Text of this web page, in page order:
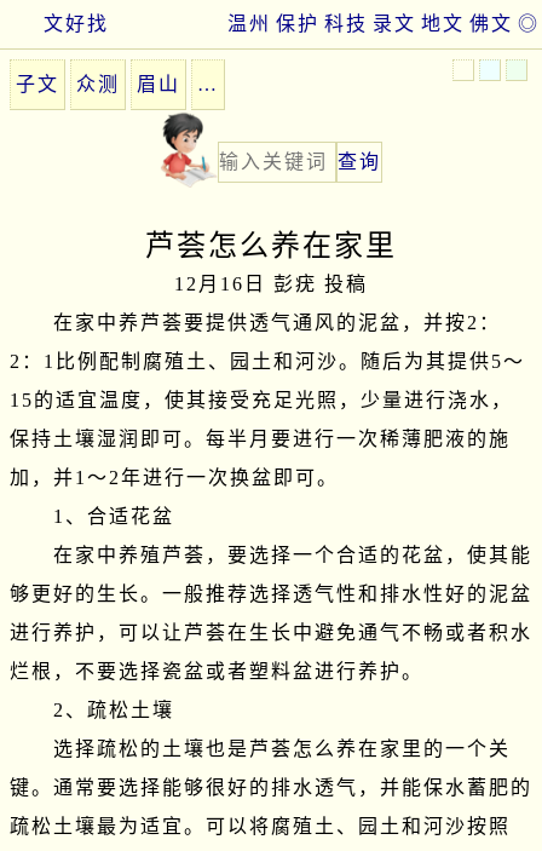
文好找 ◎
佛文
地文
录文
科技
保护
温州
子文 众测 眉山 …
芦荟怎么养在家里
12月16日 彭疣 投稿
在家中养芦荟要提供透气通风的泥盆，并按2：
2：1比例配制腐殖土、园土和河沙。随后为其提供5～
15的适宜温度，使其接受充足光照，少量进行浇水，
保持土壤湿润即可。每半月要进行一次稀薄肥液的施
加，并1～2年进行一次换盆即可。
1、合适花盆
在家中养殖芦荟，要选择一个合适的花盆，使其能
够更好的生长。一般推荐选择透气性和排水性好的泥盆
进行养护，可以让芦荟在生长中避免通气不畅或者积水
烂根，不要选择瓷盆或者塑料盆进行养护。
2、疏松土壤
选择疏松的土壤也是芦荟怎么养在家里的一个关
键。通常要选择能够很好的排水透气，并能保水蓄肥的
疏松土壤最为适宜。可以将腐殖土、园土和河沙按照